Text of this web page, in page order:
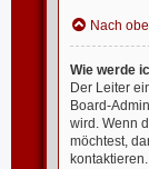
Nach
Wie werde
Der Leiter
Board-
wird. Wenn
möchtest,
kontaktieren.